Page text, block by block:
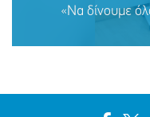
ΤΟ
«Nα δίνουμε